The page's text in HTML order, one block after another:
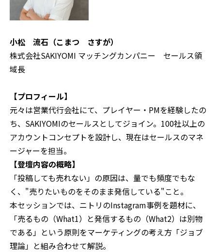
小松 流石（こまつ さすが）
株式会社SAKIYOMI マッチングカンパニー セールス領
域長
【プロフィール】
元々は営業代行会社にて、プレイヤー・PMを経験したの
ち、SAKIYOMIのセールスとしてジョイン。100社以上の
アカウントコンセプトを設計し、現在はセールスのマネ
ージャーを担当。
【登壇内容の概略】
「投稿しても売れない」の原因は、量でも頻度でもな
く、"売りたいものをそのまま発信している"こと。
本セッションでは、ニトリのInstagram事例を題材に、
「売るもの（What1）と発信するもの（What2）は別物
である」という原則をマーケティングの考え方「ジョブ
理論」と組み合わせて解説。